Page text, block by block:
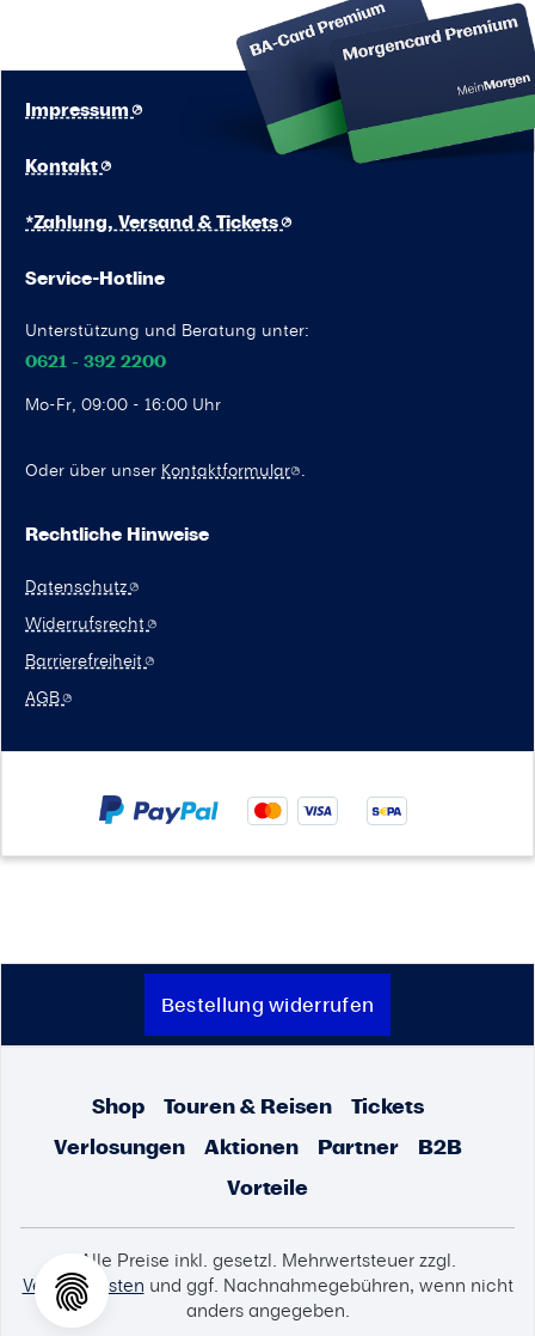
Service-Hotline
Unterstützung und Beratung unter:
0621 - 392 2200
Mo-Fr, 09:00 - 16:00 Uhr
Oder über unser Kontaktformular .
Kontakt
Impressum
*Zahlung, Versand & Tickets
Rechtliche Hinweise
Datenschutz
Widerrufsrecht
Barrierefreiheit
AGB
Bestellung widerrufen
Shop Touren & Reisen
Tickets
Verlosungen
Aktionen Partner
B2B
Vorteile
Alle Preise inkl. gesetzl. Mehrwertsteuer zzgl.
Versandkosten und ggf. Nachnahmegebühren, wenn nicht
anders angegeben.